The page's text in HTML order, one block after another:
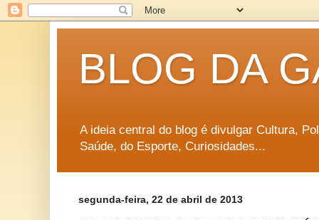
BLOG DA
A ideia central do blog é divulgar Cultura,
Saúde, do Esporte, Curiosidades...
segunda-feira, 22 de abril de 2013